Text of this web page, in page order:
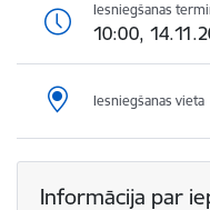
Iesniegšanas
10:00,
Iesniegšanas vieta
Informācija par